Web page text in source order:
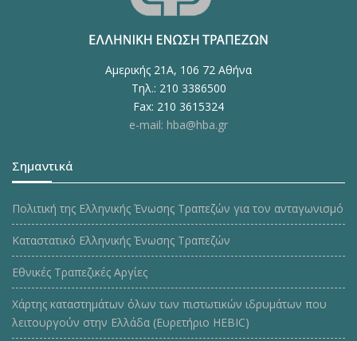
Αμερικής 21Α, 106 72 Αθήνα
Τηλ.: 210 3386500
Fax: 210 3615324
e-mail: hba@hba.gr
Σημαντικά
Πολιτική της Ελληνικής Ένωσης Τραπεζών για τον ανταγωνισμό
Καταστατικό Ελληνικής Ένωσης Τραπεζών
Εθνικές Τραπεζικές Αργίες
Χάρτης καταστημάτων όλων των πιστωτικών ιδρυμάτων που
λειτουργούν στην Ελλάδα (Ευρετήριο HEBIC)